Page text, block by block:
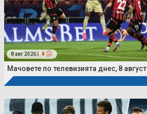
8 авг 2026 | 4
Мачовете по телевизията днес, 8 август